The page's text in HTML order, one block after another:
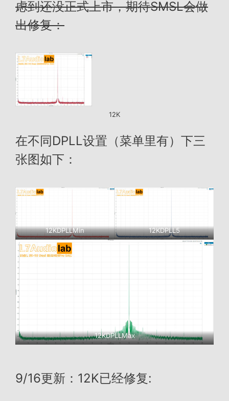
虑到还没正式上市，期待SMSL会做
出修复：
12K
在不同DPLL设置（菜单里有）下三
张图如下：
12KDPLLMin 12KDPLL5
12KDPLLMax
9/16更新：12K已经修复: